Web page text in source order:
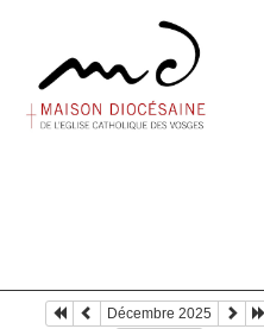
Décembre 2025